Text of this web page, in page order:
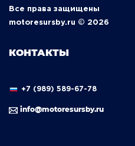
Все права защищены
motoresursby.ru © 2026
КОНТАКТЫ
+7 (989) 589-67-78
info@motoresursby.ru